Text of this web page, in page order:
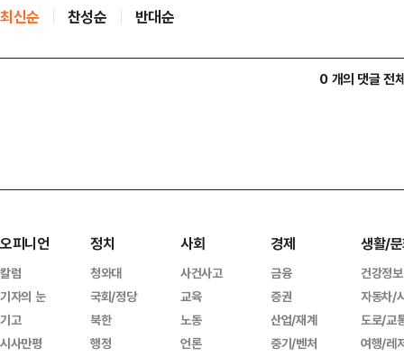
최신순 찬성순 반대순
0 개의 댓글 전
오피니언
칼럼
기자의 눈
기고
시사만평
정치
청와대
국회/정당
북한
행정
사회
사건사고
교육
노동
언론
경제
금융
증권
산업/재계
중기/벤처
생활/
건강정보
자동차/
도로/교
여행/레